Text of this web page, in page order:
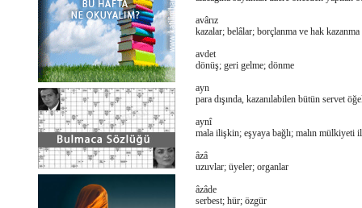
avârız
kazalar; belâlar; borçlanma ve hak
avdet
dönüş; geri gelme; dönme
ayn
para dışında, kazanılabilen bütün servet
aynî
mala ilişkin; eşyaya bağlı; malın mülkiyeti
âzâ
uzuvlar; üyeler; organlar
âzâde
serbest; hür; özgür